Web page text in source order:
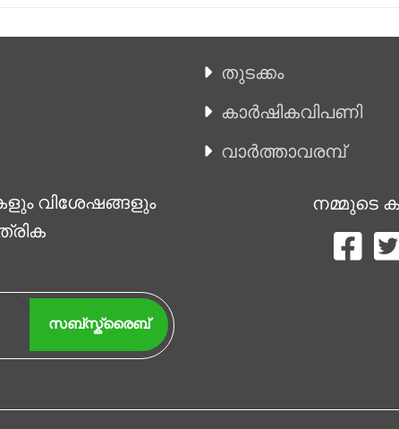
വിശേഷങ്ങളും
സബ്സ്ക്രൈബ്
തുടക്കം
കാ‍ർഷികവിപണി
വാര്‍ത്താവരമ്പ്
നമ്മുടെ